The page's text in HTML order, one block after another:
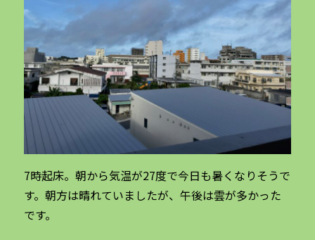
7時起床。朝から気温が27度で今日も暑くなりそうで
す。朝方は晴れていましたが、午後は雲が多かった
です。